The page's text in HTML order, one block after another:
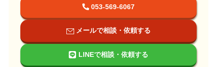
053-569-6067
メールで相談・依頼する
LINEで相談・依頼する